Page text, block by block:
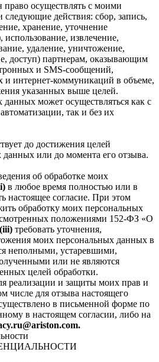
осуществлять с моими
действия: сбор, запись,
хранение, уточнение
извлечение,
удаление, уничтожение,
доступ) партнерам, оказывающим
и SMS‑сообщений,
и интернет‑коммуникаций в объеме,
указанных выше целей.
может осуществляться как с
так и без их
до достижения целей
данных или до момента его отзыва.
об обработке моих
в любое время полностью или в
настоящее согласие. При этом
обработку моих персональных
положениями 152-ФЗ «О
(iii) требовать уточнения,
моих персональных данных в
неполными, устаревшими,
или не являются
целей обработки.
реализации и защиты моих прав и
числе для отзыва настоящего
в письменной форме по
в настоящем согласии, либо на